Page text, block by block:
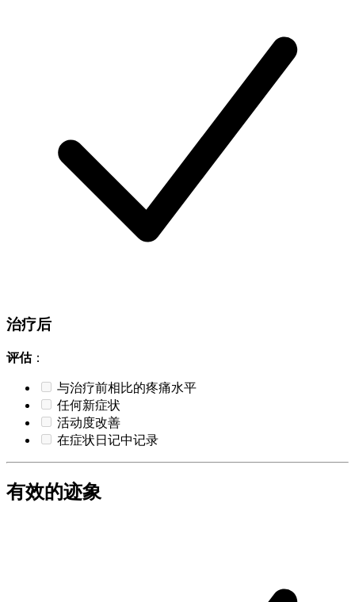
治疗后
评估：
与治疗前相比的疼痛水平
任何新症状
活动度改善
在症状日记中记录
有效的迹象